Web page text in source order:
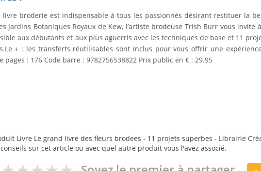
livre broderie est indispensable à tous les passionnés désirant restituer la
Jardins Botaniques Royaux de Kew, l’artiste brodeuse Trish Burr vous invite
aux débutants et aux plus aguerris avec les techniques de base et 11
+ : les transferts réutilisables sont inclus pour vous offrir une
pages : 176 Code barre : 9782756538822 Prix public en € : 29.95
Livre Le grand livre des fleurs brodees - 11 projets superbes - Librairie
sur cet article ou avec quel autre produit vous l'avez associé.